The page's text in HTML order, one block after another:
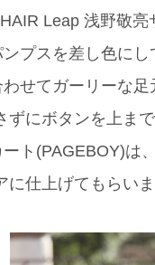
Leap 浅野敬亮
プスを差し色に
せてガーリーな
ずにボタンを上ま
ト(PAGEBOY)は
に仕上げてもらいま